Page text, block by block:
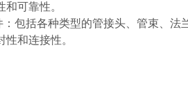
和可靠性。
包括各种类型的管接头、管束、法
性和连接性。